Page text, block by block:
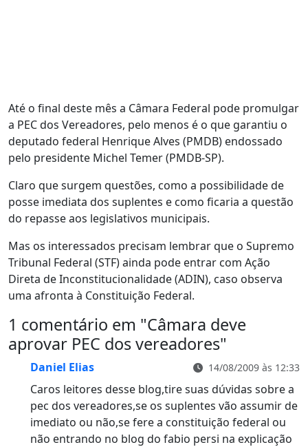
Até o final deste mês a Câmara Federal pode promulgar
a PEC dos Vereadores, pelo menos é o que garantiu o
deputado federal Henrique Alves (PMDB) endossado
pelo presidente Michel Temer (PMDB-SP).
Claro que surgem questões, como a possibilidade de
posse imediata dos suplentes e como ficaria a questão
do repasse aos legislativos municipais.
Mas os interessados precisam lembrar que o Supremo
Tribunal Federal (STF) ainda pode entrar com Ação
Direta de Inconstitucionalidade (ADIN), caso observa
uma afronta à Constituição Federal.
1 comentário em "Câmara deve
aprovar PEC dos vereadores"
Daniel Elias 14/08/2009 às 12:33
Caros leitores desse blog,tire suas dúvidas sobre a
pec dos vereadores,se os suplentes vão assumir de
imediato ou não,se fere a constituição federal ou
não entrando no blog do fabio persi na explicação